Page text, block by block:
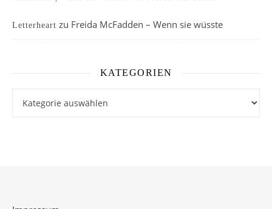
Letterheart zu Freida McFadden – Wenn sie wüsste
KATEGORIEN